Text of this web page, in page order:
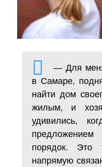
— Для
в Самаре,
найти дом
жилым, и
удивились,
порядок. Это
напрямую